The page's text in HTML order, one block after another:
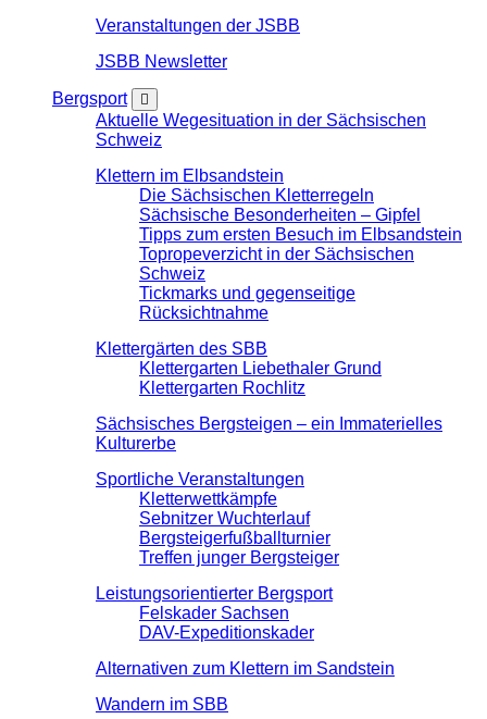
Veranstaltungen der JSBB
JSBB Newsletter
Bergsport
Aktuelle Wegesituation in der Sächsischen
Schweiz
Klettern im Elbsandstein
Die Sächsischen Kletterregeln
Sächsische Besonderheiten – Gipfel
Tipps zum ersten Besuch im Elbsandstein
Topropeverzicht in der Sächsischen
Schweiz
Tickmarks und gegenseitige
Rücksichtnahme
Klettergärten des SBB
Klettergarten Liebethaler Grund
Klettergarten Rochlitz
Sächsisches Bergsteigen – ein Immaterielles
Kulturerbe
Sportliche Veranstaltungen
Kletterwettkämpfe
Sebnitzer Wuchterlauf
Bergsteigerfußballturnier
Treffen junger Bergsteiger
Leistungsorientierter Bergsport
Felskader Sachsen
DAV-Expeditionskader
Alternativen zum Klettern im Sandstein
Wandern im SBB